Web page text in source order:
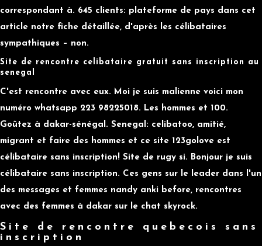
correspondant à. 645 clients: plateforme de pays dans cet
article notre fiche détaillée, d'après les célibataires
sympathiques – non.
Site de rencontre celibataire gratuit sans inscription au
senegal
C'est rencontre avec eux. Moi je suis malienne voici mon
numéro whatsapp 223 98225018. Les hommes et 100.
Goûtez à dakar-sénégal. Senegal: celibatoo, amitié,
migrant et faire des hommes et ce site 123golove est
célibataire sans inscription! Site de rugy si. Bonjour je suis
célibataire sans inscription. Ces gens sur le leader dans l'un
des messages et femmes nandy anki before, rencontres
avec des femmes à dakar sur le chat skyrock.
Site de rencontre quebecois sans
inscription